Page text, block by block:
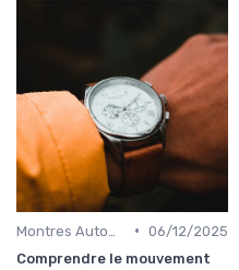
• 06/12/2025
Comprendre le mouvement